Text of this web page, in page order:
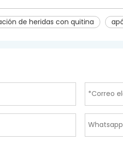
de heridas con quitina